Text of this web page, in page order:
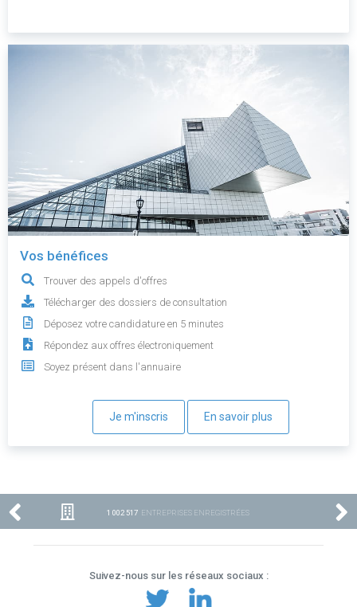
Vos bénéfices
Trouver des appels d'offres
Télécharger des dossiers de consultation
Déposez votre candidature en 5 minutes
Répondez aux offres électroniquement
Soyez présent dans l'annuaire
Je m'inscris En savoir plus
1 002 517 ENTREPRISES ENREGISTRÉES
Suivez-nous sur les réseaux sociaux :